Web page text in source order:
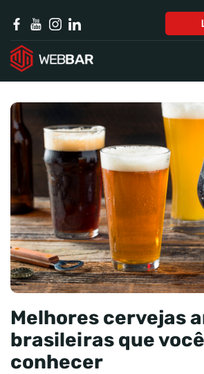
Melhores cervejas
brasileiras que
conhecer